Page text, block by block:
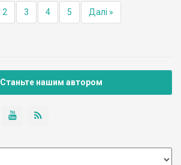
2 3 4 5 Далі »
Станьте нашим автором